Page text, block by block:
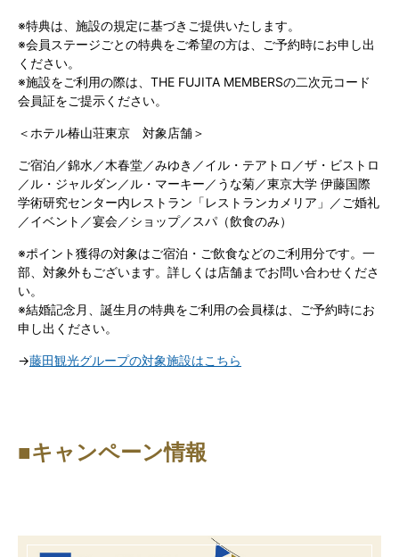
※特典は、施設の規定に基づきご提供いたします。
※会員ステージごとの特典をご希望の方は、ご予約時にお申し出
ください。
※施設をご利用の際は、THE FUJITA MEMBERSの二次元コード
会員証をご提示ください。
＜ホテル椿山荘東京 対象店舗＞
ご宿泊／錦水／木春堂／みゆき／イル・テアトロ／ザ・ビストロ
／ル・ジャルダン／ル・マーキー／うな菊／東京大学 伊藤国際
学術研究センター内レストラン「レストランカメリア」／ご婚礼
／イベント／宴会／ショップ／スパ（飲食のみ）
※ポイント獲得の対象はご宿泊・ご飲食などのご利用分です。一
部、対象外もございます。詳しくは店舗までお問い合わせくださ
い。
※結婚記念月、誕生月の特典をご利用の会員様は、ご予約時にお
申し出ください。
→藤田観光グループの対象施設はこちら
■キャンペーン情報